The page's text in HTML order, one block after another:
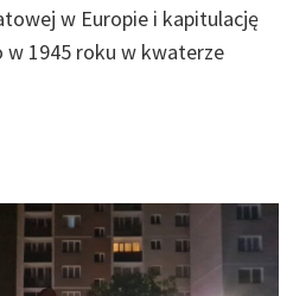
w Europie i kapitulację
1945 roku w kwaterze